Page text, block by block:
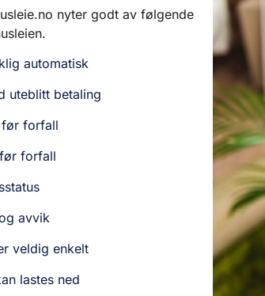
nyter godt av følgende
automatisk
uteblitt betaling
før forfall
forfall
avvik
veldig enkelt
lastes ned